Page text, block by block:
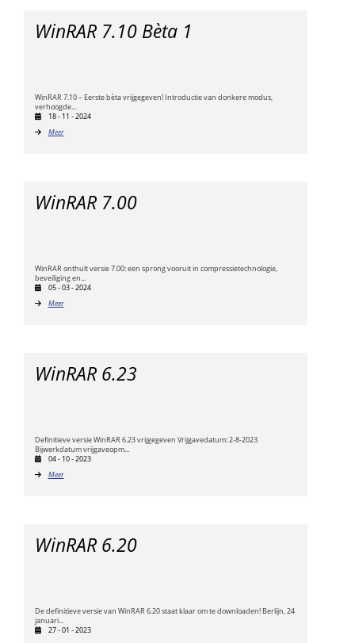
WinRAR 7.10 Bèta 1
WinRAR 7.10 – Eerste bèta vrijgegeven! Introductie van donkere modus,
verhoogde...
18 - 11 - 2024
Meer
WinRAR 7.00
WinRAR onthult versie 7.00: een sprong vooruit in compressietechnologie,
beveiliging en...
05 - 03 - 2024
Meer
WinRAR 6.23
Definitieve versie WinRAR 6.23 vrijgegeven Vrijgavedatum: 2-8-2023
Bijwerkdatum vrijgaveopm...
04 - 10 - 2023
Meer
WinRAR 6.20
De definitieve versie van WinRAR 6.20 staat klaar om te downloaden! Berlijn, 24
januari...
27 - 01 - 2023